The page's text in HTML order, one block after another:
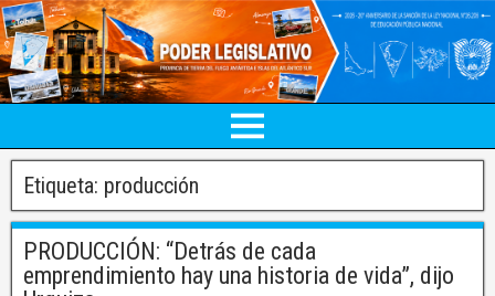
Etiqueta: producción
PRODUCCIÓN: “Detrás de cada
emprendimiento hay una historia de vida”, dijo